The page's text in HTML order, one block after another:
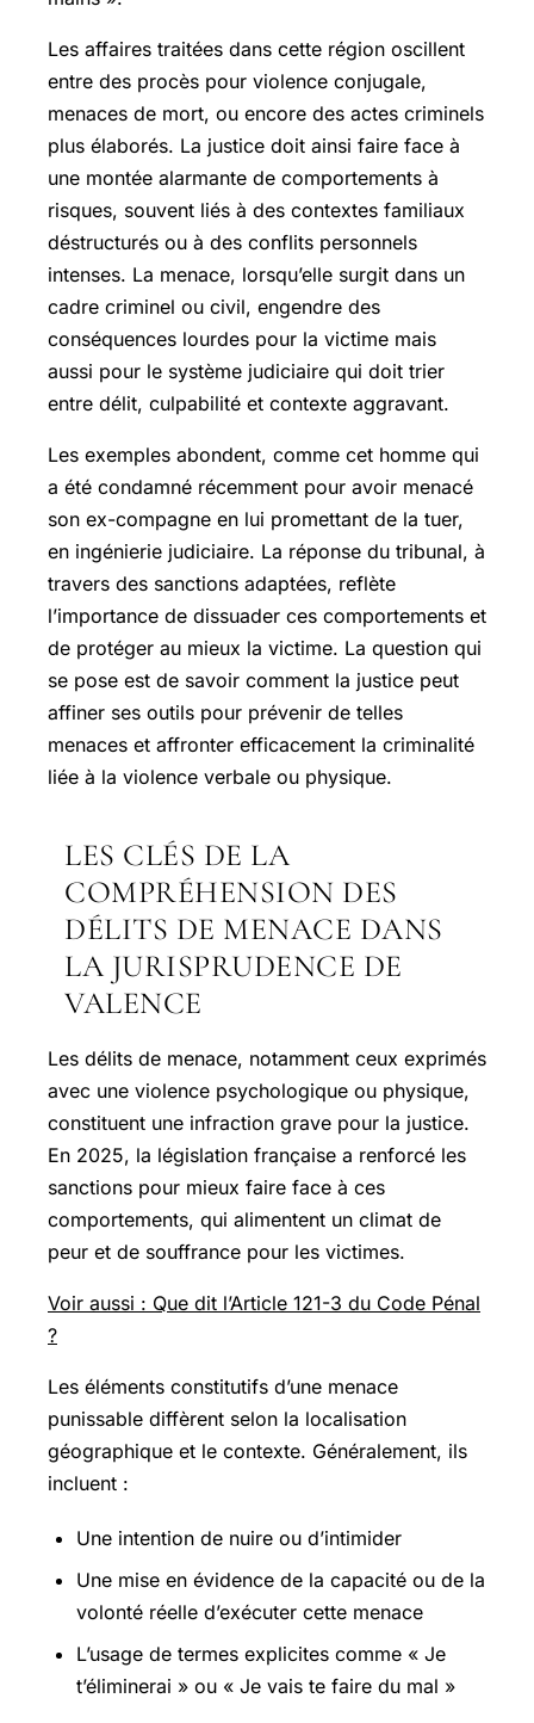
Les affaires traitées dans cette région oscillent
entre des procès pour violence conjugale,
menaces de mort, ou encore des actes criminels
plus élaborés. La justice doit ainsi faire face à
une montée alarmante de comportements à
risques, souvent liés à des contextes familiaux
déstructurés ou à des conflits personnels
intenses. La menace, lorsqu’elle surgit dans un
cadre criminel ou civil, engendre des
conséquences lourdes pour la victime mais
aussi pour le système judiciaire qui doit trier
entre délit, culpabilité et contexte aggravant.
Les exemples abondent, comme cet homme qui
a été condamné récemment pour avoir menacé
son ex-compagne en lui promettant de la tuer,
en ingénierie judiciaire. La réponse du tribunal, à
travers des sanctions adaptées, reflète
l’importance de dissuader ces comportements et
de protéger au mieux la victime. La question qui
se pose est de savoir comment la justice peut
affiner ses outils pour prévenir de telles
menaces et affronter efficacement la criminalité
liée à la violence verbale ou physique.
LES CLÉS DE LA
COMPRÉHENSION DES
DÉLITS DE MENACE DANS
LA JURISPRUDENCE DE
VALENCE
Les délits de menace, notamment ceux exprimés
avec une violence psychologique ou physique,
constituent une infraction grave pour la justice.
En 2025, la législation française a renforcé les
sanctions pour mieux faire face à ces
comportements, qui alimentent un climat de
peur et de souffrance pour les victimes.
Voir aussi : Que dit l’Article 121-3 du Code Pénal
?
Les éléments constitutifs d’une menace
punissable diffèrent selon la localisation
géographique et le contexte. Généralement, ils
incluent :
Une intention de nuire ou d’intimider
Une mise en évidence de la capacité ou de la
volonté réelle d’exécuter cette menace
L’usage de termes explicites comme « Je
t’éliminerai » ou « Je vais te faire du mal »